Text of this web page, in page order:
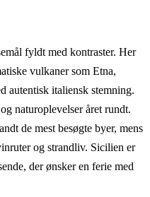
fyldt med kontraster. Her
vulkaner som Etna,
autentisk italiensk stemning.
naturoplevelser året rundt.
de mest besøgte byer, mens
og strandliv. Sicilien er
der ønsker en ferie med